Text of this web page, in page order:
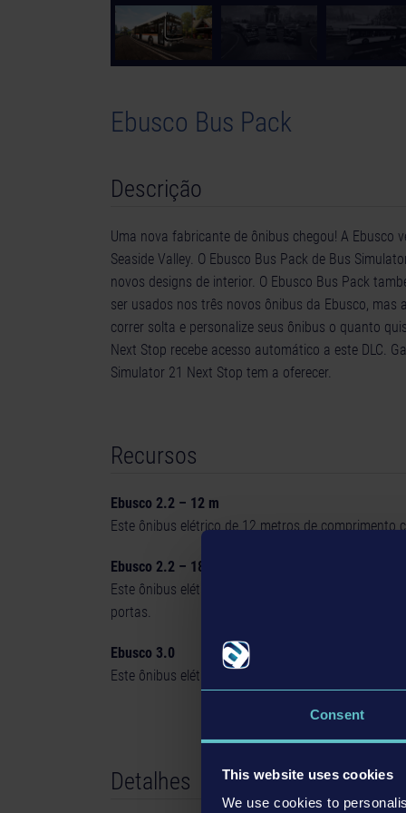
Consent
This website uses cookies
We use cookies to
Ebusco Bus Pack
Descrição
Uma nova fabricante de ônibus chegou! A Ebusco
Seaside Valley. O Ebusco Bus Pack de Bus
novos designs de interior. O Ebusco Bus Pack
ser usados nos três novos ônibus da Ebusco,
correr solta e personalize seus ônibus o quanto
Next Stop recebe acesso automático a este DLC.
Simulator 21 Next Stop tem a oferecer.
Recursos
Ebusco 2.2 – 12 m
Este ônibus elétrico de 12 metros de
Ebusco 2.2 – 18 m
Este ônibus elétrico articulado de 18 metros de
portas.
Ebusco 3.0
Este ônibus elétrico de 12 metros de comprimento
Detalhes